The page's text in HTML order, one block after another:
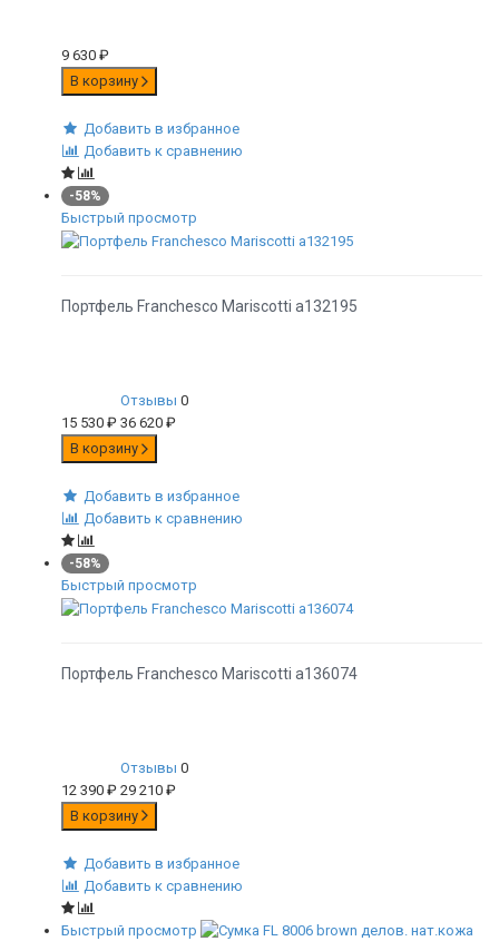
9 630 ₽
В корзину
Добавить в избранное
Добавить к сравнению
-58%
Быстрый просмотр
Портфель Franchesco Mariscotti а132195
Отзывы 0
15 530 ₽ 36 620 ₽
В корзину
Добавить в избранное
Добавить к сравнению
-58%
Быстрый просмотр
Портфель Franchesco Mariscotti а136074
Отзывы 0
12 390 ₽ 29 210 ₽
В корзину
Добавить в избранное
Добавить к сравнению
Быстрый просмотр